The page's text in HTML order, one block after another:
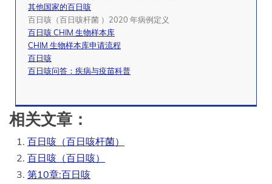
其他国家的百日咳
百日咳（百日咳杆菌 ）202​​0 年病例定义
百日咳 CHIM 生物样本库
CHIM 生物样本库申请流程
百日咳
百日咳问答：疾病与疫苗科普
相关文章：
百日咳（百日咳杆菌）
百日咳（百日咳）
第10章:百日咳